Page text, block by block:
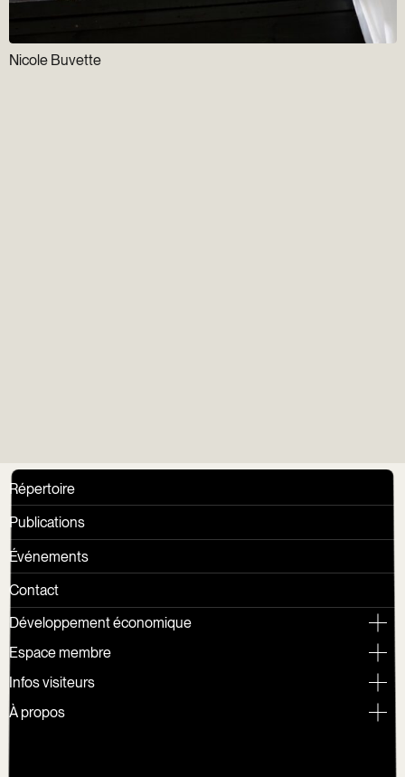
Nicole Buvette
Répertoire
Publications
Événements
Contact
Développement économique
Espace membre
Infos visiteurs
À propos